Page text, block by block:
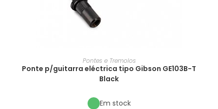
Pontes e Tremolos
Ponte p/guitarra eléctrica tipo Gibson GE103B-T
Black
Em stock